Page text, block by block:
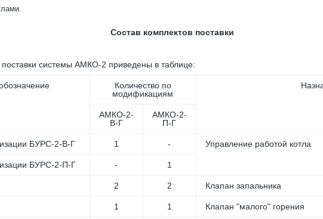
Состав комплектов поставки
системы АМКО-2 приведены в таблице:
Количество по
модификациям
АМКО-2-
В-Г
АМКО-2-
П-Г
БУРС-2-В-Г 1 - Управление работой котла
БУРС-2-П-Г - 1
2 2 Клапан запальника
1 1 Клапан "малого" горения